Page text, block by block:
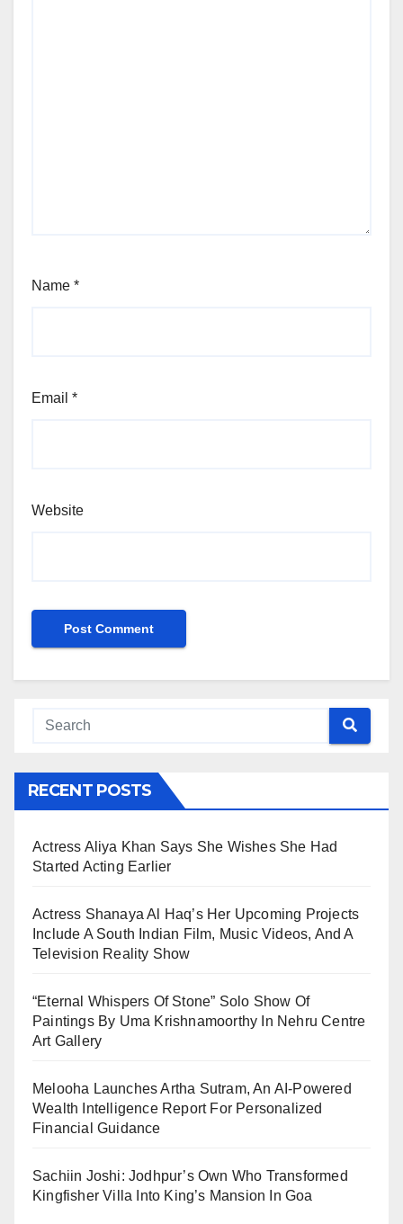
Name *
Email *
Website
RECENT POSTS
Actress Aliya Khan Says She Wishes She Had
Started Acting Earlier
Actress Shanaya Al Haq’s Her Upcoming Projects
Include A South Indian Film, Music Videos, And A
Television Reality Show
“Eternal Whispers Of Stone” Solo Show Of
Paintings By Uma Krishnamoorthy In Nehru Centre
Art Gallery
Melooha Launches Artha Sutram, An AI-Powered
Wealth Intelligence Report For Personalized
Financial Guidance
Sachiin Joshi: Jodhpur’s Own Who Transformed
Kingfisher Villa Into King’s Mansion In Goa